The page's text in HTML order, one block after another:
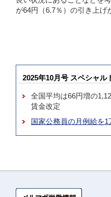
が64円（6.7％）の引き上げ
2025年10月号 スペシャル
全国平均は66円増の
賃金改定
国家公務員の月例給を